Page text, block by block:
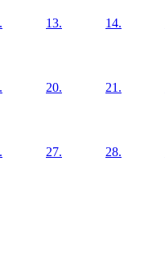
13. 14.
20. 21.
27. 28.